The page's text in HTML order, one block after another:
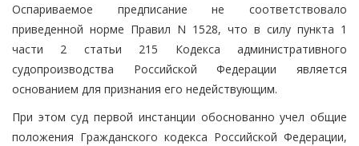
Оспариваемое предписание не соответствовало
приведенной норме Правил N 1528, что в силу пункта 1
части 2 статьи 215 Кодекса административного
судопроизводства Российской Федерации является
основанием для признания его недействующим.
При этом суд первой инстанции обоснованно учел общие
положения Гражданского кодекса Российской Федерации,